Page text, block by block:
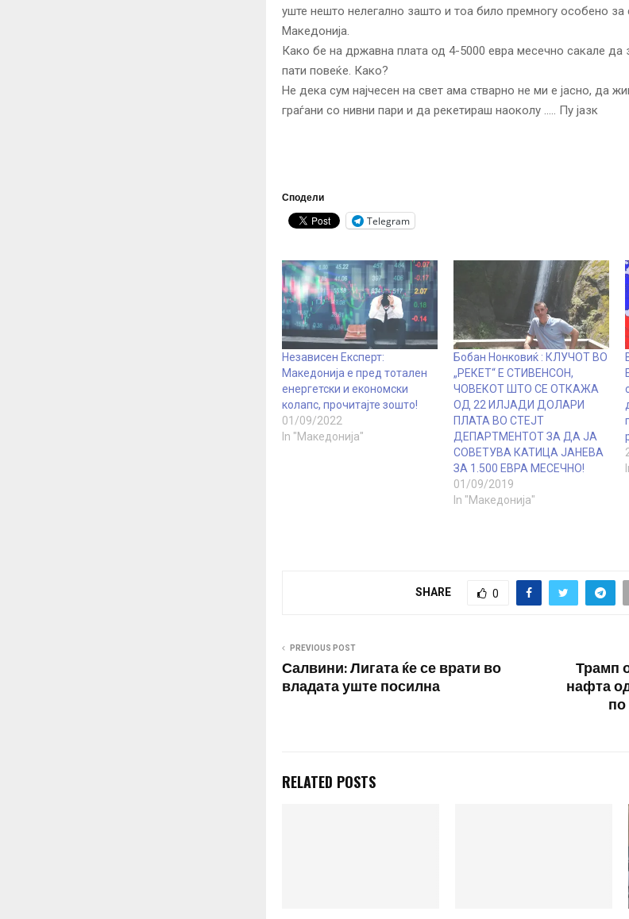
уште нешто нелегално зашто и тоа било премногу особено за
Македонија.
Како бе на државна плата од 4-5000 евра месечно сакале да
пати повеќе. Како?
Не дека сум најчесен на свет ама стварно не ми е јасно, да
граѓани со нивни пари и да рекетираш наоколу ….. Пу јазк
Сподели
Telegram
Независен Експерт:
Македонија е пред тотален
енергетски и економски
колапс, прочитајте зошто!
01/09/2022
In "Македонија"
Бобан Нонковиќ : КЛУЧОТ ВО
„РЕКЕТ“ Е СТИВЕНСОН,
ЧОВЕКОТ ШТО СЕ ОТКАЖА
ОД 22 ИЛЈАДИ ДОЛАРИ
ПЛАТА ВО СТЕЈТ
ДЕПАРТМЕНТОТ ЗА ДА ЈА
СОВЕТУВА КАТИЦА ЈАНЕВА
ЗА 1.500 ЕВРА МЕСЕЧНО!
01/09/2019
In "Македонија"
SHARE 0
PREVIOUS POST
Салвини: Лигата ќе се врати во
владата уште посилна
Трамп
нафта
RELATED POSTS